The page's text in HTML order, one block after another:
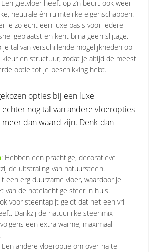
Een gietvloer heeft op z’n beurt ook weer
neutrale én ruimtelijke eigenschappen.
je zo echt een luxe basis voor iedere
geplaatst en kent bijna geen slijtage.
je tal van verschillende mogelijkheden op
kleur en structuur, zodat je altijd de meest
optie tot je beschikking hebt.
opties bij een luxe
nog tal van andere vloeropties
dan waard zijn. Denk dan
: Hebben een prachtige, decoratieve
de uitstraling van natuursteen.
een erg duurzame vloer, waardoor je
van de hotelachtige sfeer in huis.
voor steentapijt geldt dat het een vrij
Dankzij de natuurlijke steenmix
een extra warme, maximaal
Een andere vloeroptie om over na te